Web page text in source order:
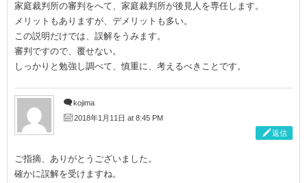
家庭裁判所の審判をへて、家庭裁判所が後見人を専任します。
メリットもありますが、デメリットも多い。
この説明だけでは、誤解をうみます。
審判ですので、覆せない。
しっかりと勉強し調べて、慎重に、考えるべきことです。
kojima
2018年1月11日 at 8:45 PM
返信
ご指摘、ありがとうございました。
確かに誤解を受けますね。